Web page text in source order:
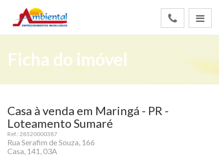
Ficha do imóvel
Casa à venda em Maringá - PR -
Loteamento Sumaré
Ref.: 28520000387
Rua Serafim de Souza, 166
Casa, 141, 03A